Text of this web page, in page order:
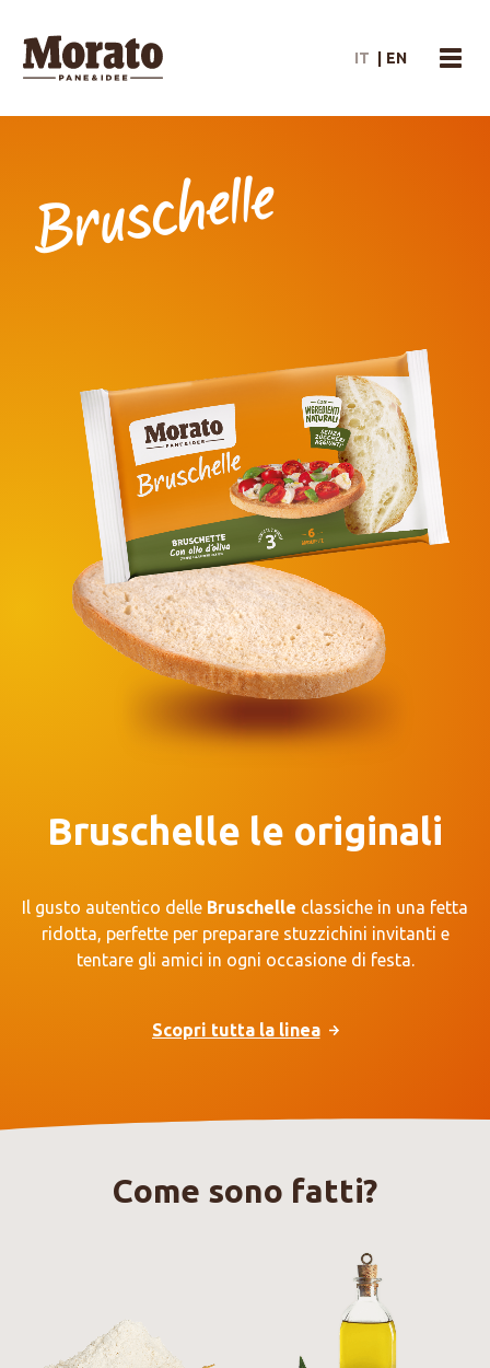
IT EN
Bruschelle le originali
Il gusto autentico delle Bruschelle classiche in una fetta
ridotta, perfette per preparare stuzzichini invitanti e
tentare gli amici in ogni occasione di festa.
Scopri tutta la linea
Come sono fatti?